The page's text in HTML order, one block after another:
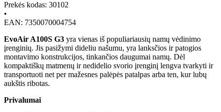
Prekės kodas: 30102
•
EAN: 7350070004754
EvoAir A100S G3 yra vienas iš populiariausių namų vėdinimo
įrenginių. Jis pasižymi dideliu našumu, yra lanksčios ir patogios
montavimo konstrukcijos, tinkančios daugumai namų. Dėl
kompaktiškų matmenų ir nedidelio svorio įrenginį lengva tvarkyti ir
transportuoti net per mažesnes palėpės patalpas arba ten, kur lubų
aukštis ribotas.
Privalumai